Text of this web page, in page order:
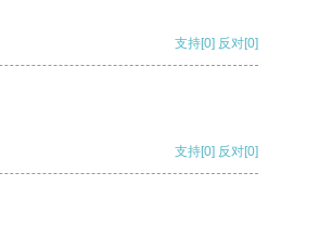
支持[0] 反对[0]
支持[0] 反对[0]